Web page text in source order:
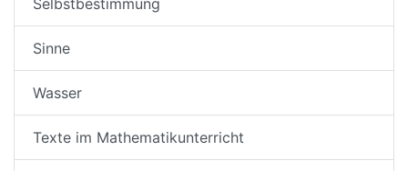
Sinne
Wasser
Texte im Mathematikunterricht